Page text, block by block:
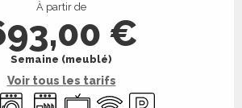
À partir de
€
Semaine (meublé)
Voir tous les tarifs
et linge
Lave lingeLave vaisselle
Télévision
WiFi Parking